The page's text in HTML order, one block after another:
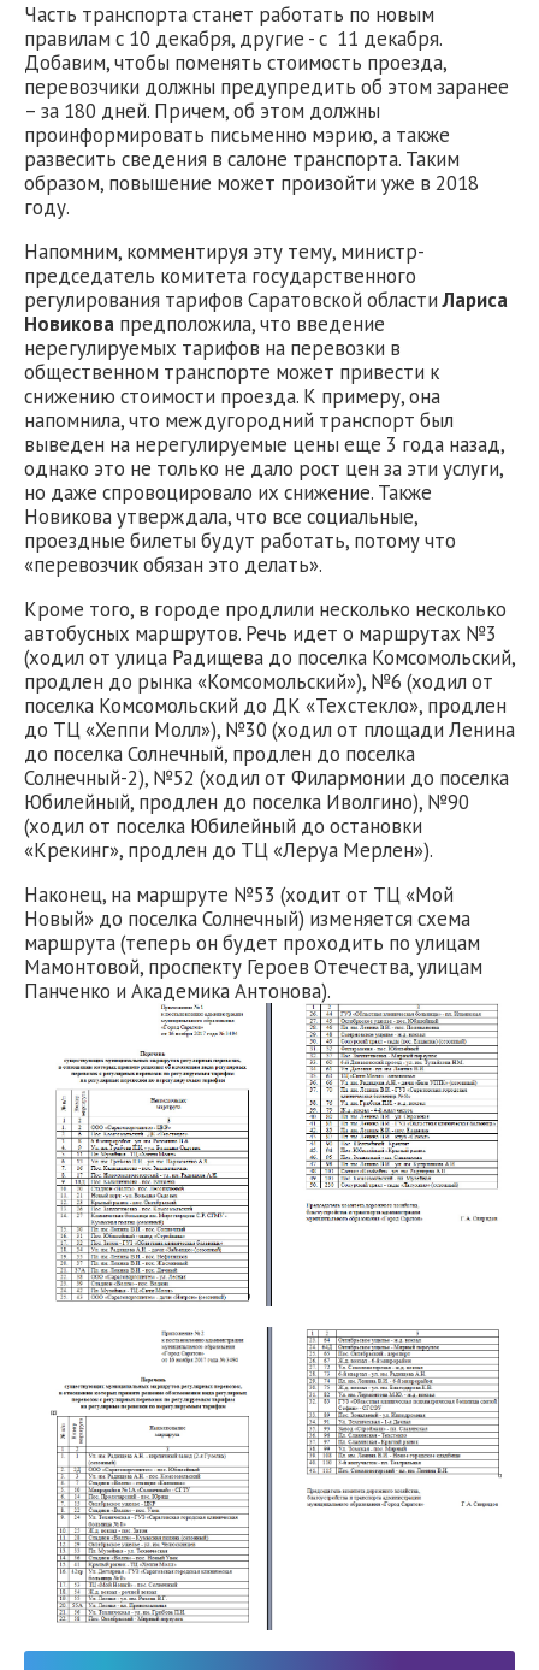
Часть транспорта станет работать по новым
правилам с 10 декабря, другие - с 11 декабря.
Добавим, чтобы поменять стоимость проезда,
перевозчики должны предупредить об этом заранее
– за 180 дней. Причем, об этом должны
проинформировать письменно мэрию, а также
развесить сведения в салоне транспорта. Таким
образом, повышение может произойти уже в 2018
году.
Напомним, комментируя эту тему, министр-
председатель комитета государственного
регулирования тарифов Саратовской областиЛариса
Новикова предположила, что введение
нерегулируемых тарифов на перевозки в
общественном транспорте может привести к
снижению стоимости проезда. К примеру, она
напомнила, что междугородний транспорт был
выведен на нерегулируемые цены еще 3 года назад,
однако это не только не дало рост цен за эти услуги,
но даже спровоцировало их снижение. Также
Новикова утверждала, что все социальные,
проездные билеты будут работать, потому что
«перевозчик обязан это делать».
Кроме того, в городе продлили несколько несколько
автобусных маршрутов. Речь идет о маршрутах №3
(ходил от улица Радищева до поселка Комсомольский,
продлен до рынка «Комсомольский»), №6 (ходил от
поселка Комсомольский до ДК «Техстекло», продлен
до ТЦ «Хеппи Молл»), №30 (ходил от площади Ленина
до поселка Солнечный, продлен до поселка
Солнечный-2), №52 (ходил от Филармонии до поселка
Юбилейный, продлен до поселка Иволгино), №90
(ходил от поселка Юбилейный до остановки
«Крекинг», продлен до ТЦ «Леруа Мерлен»).
Наконец, на маршруте №53 (ходит от ТЦ «Мой
Новый» до поселка Солнечный) изменяется схема
маршрута (теперь он будет проходить по улицам
Мамонтовой, проспекту Героев Отечества, улицам
Панченко и Академика Антонова).